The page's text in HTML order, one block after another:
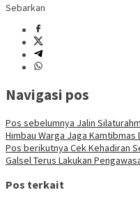
Sebarkan
Navigasi pos
Pos sebelumnya Jalin
Himbau Warga Jaga
Pos berikutnya Cek Kehadiran
Galsel Terus Lakukan
Pos terkait